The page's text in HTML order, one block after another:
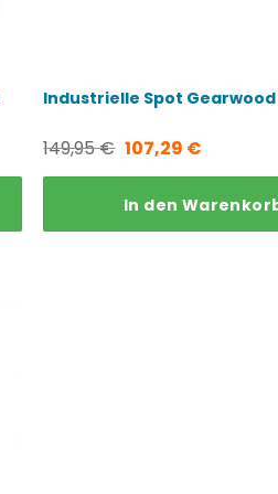
Industrielle Spot Gearwood
149,95€ Ursprünglicher
Preis
war:
107,29 €
Preis
ist:
In den